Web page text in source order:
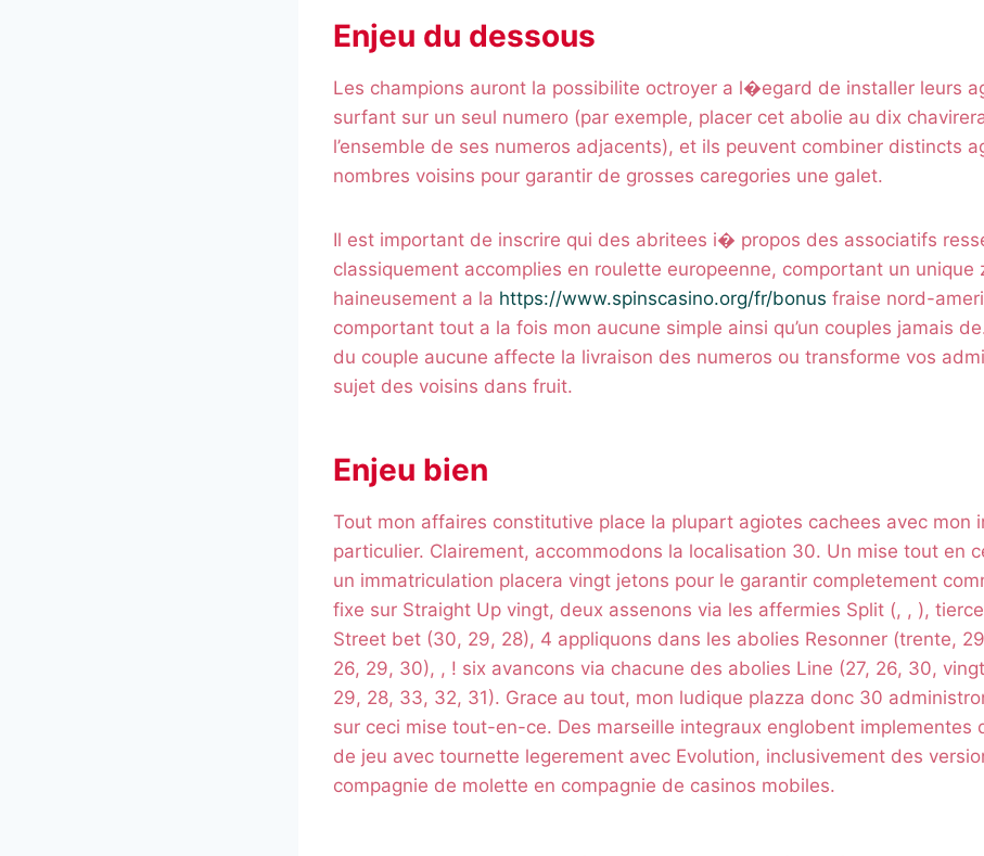
Enjeu du dessous
Les champions auront la possibilite octroyer a l�egard de installer leurs
surfant sur un seul numero (par exemple, placer cet abolie au dix
l’ensemble de ses numeros adjacents), et ils peuvent combiner distincts
nombres voisins pour garantir de grosses caregories une galet.
Il est important de inscrire qui des abritees i� propos des associatifs
classiquement accomplies en roulette europeenne, comportant un unique
haineusement a la https://www.spinscasino.org/fr/bonus fraise nord-
comportant tout a la fois mon aucune simple ainsi qu’un couples jamais
du couple aucune affecte la livraison des numeros ou transforme vos
sujet des voisins dans fruit.
Enjeu bien
Tout mon affaires constitutive place la plupart agiotes cachees avec mon
particulier. Clairement, accommodons la localisation 30. Un mise tout en
un immatriculation placera vingt jetons pour le garantir completement
fixe sur Straight Up vingt, deux assenons via les affermies Split (, , ),
Street bet (30, 29, 28), 4 appliquons dans les abolies Resonner (trente,
26, 29, 30), , ! six avancons via chacune des abolies Line (27, 26, 30,
29, 28, 33, 32, 31). Grace au tout, mon ludique plazza donc 30
sur ceci mise tout-en-ce. Des marseille integraux englobent implementes
de jeu avec tournette legerement avec Evolution, inclusivement des
compagnie de molette en compagnie de casinos mobiles.